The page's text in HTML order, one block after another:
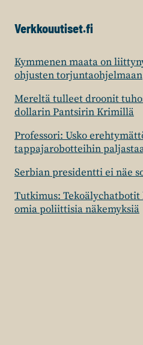
Verkkouutiset.fi
Kymmenen maata on
ohjusten torjuntaohjelmaan
Mereltä tulleet droonit
dollarin Pantsirin Krimillä
Professori: Usko
tappajarobotteihin
Serbian presidentti ei näe
Tutkimus:
omia poliittisia näkemyksiä